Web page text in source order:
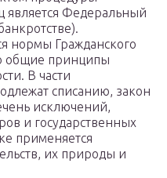
является Федеральный
нормы Гражданского
общие принципы
В части
списанию, закон
исключений,
и государственных
применяется
их природы и